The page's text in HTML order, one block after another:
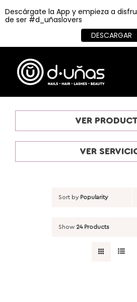
content
VER
VER
Sort by Popularity
Show 24 Products
Descárgate la App y empieza a
de ser #d_uñaslovers
DESCARGAR